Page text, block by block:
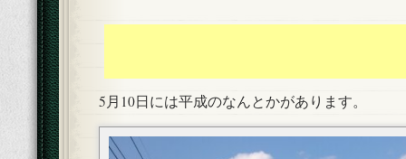
5月10日には平成のなんとかがあります。